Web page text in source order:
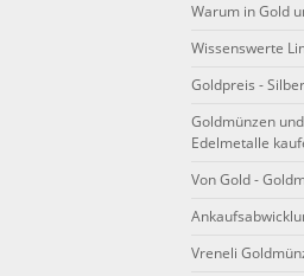
Warum in Gold
Wissenswerte
Goldpreis -
Goldmünzen
Edelmetalle
Von Gold -
Vreneli